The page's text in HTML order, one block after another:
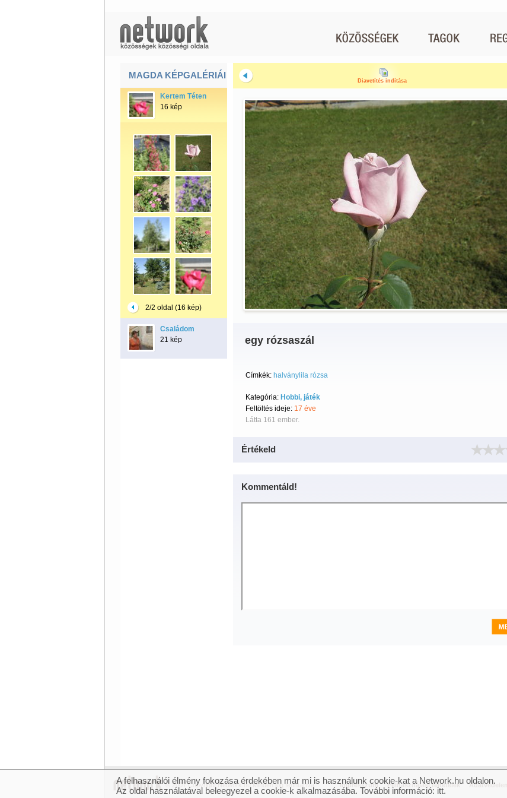
MAGDA KÉPGALÉRIÁI
Kertem Téten
16 kép
2/2 oldal (16 kép)
Családom
21 kép
Diavetítés indítása
egy rózsaszál
Címkék: halványlila rózsa
Kategória: Hobbi, játék
Feltöltés ideje: 17 éve
Látta 161 ember.
Értékeld
Kommentáld!
© 2007 Copyright Network.hu Minden jog fenntartva. Impresszum Felhasználási feltételek Adatvédelem
A felhasználói élmény fokozása érdekében már mi is használunk cookie-kat a Network.hu oldalon.
Az oldal használatával beleegyezel a cookie-k alkalmazásába. További információ: itt.